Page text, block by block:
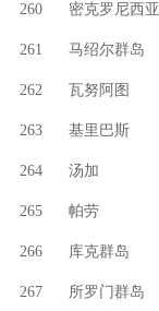
260 密克罗尼西亚
261 马绍尔群岛
262 瓦努阿图
263 基里巴斯
264 汤加
265 帕劳
266 库克群岛
267 所罗门群岛